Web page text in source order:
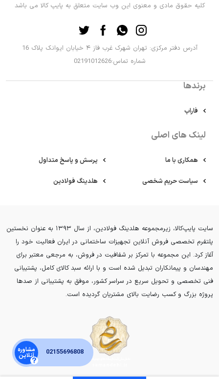
کلیه حقوق مادی و معنوی این وب سایت متعلق به پایپ کالا می باشد
آدرس دفتر مرکزی: تهران شهرک غرب فاز ۴ خیابان ایوانک پلاک 16
شماره تماس:02191012626
برندها
فاراب
لینک های اصلی
همکاری با ما پرسش و پاسخ متداول
سیاست حریم شخصی هلدینگ فولادین
سایت پایپ‌کالا، زیرمجموعه هلدینگ فولادین، از سال ۱۳۹۳ به عنوان نخستین
پلتفرم تخصصی فروش آنلاین تجهیزات ساختمانی در ایران فعالیت خود را
آغاز کرد. این مجموعه با تمرکز بر شفافیت در فروش، به مرجعی معتبر برای
مهندسان و پیمانکاران تبدیل شده است و با ارائه سبد کالای کامل، پشتیبانی
فنی تخصصی و تحویل سریع در سراسر کشور، موفق به پشتیبانی از صدها
پروژه بزرگ و کسب رضایت بالای مشتریان گردیده است.
مشاوره
آنلاین 02155696808